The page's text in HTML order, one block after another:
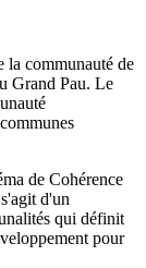
la communauté de
Grand Pau. Le
de Cohérence
d'un
qui définit
pour